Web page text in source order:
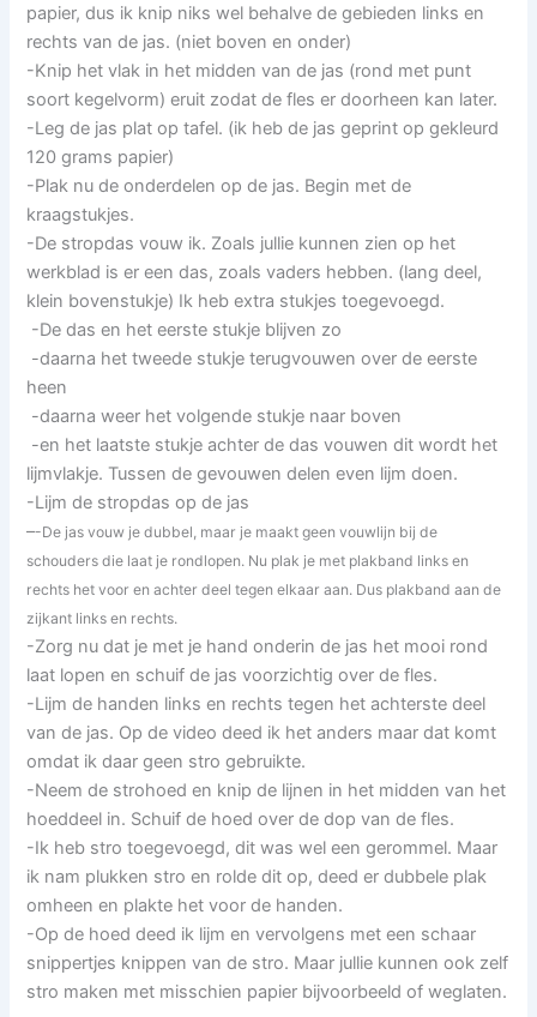
papier, dus ik knip niks wel behalve de gebieden links en
rechts van de jas. (niet boven en onder)
-Knip het vlak in het midden van de jas (rond met punt
soort kegelvorm) eruit zodat de fles er doorheen kan later.
-Leg de jas plat op tafel. (ik heb de jas geprint op gekleurd
120 grams papier)
-Plak nu de onderdelen op de jas. Begin met de
kraagstukjes.
-De stropdas vouw ik. Zoals jullie kunnen zien op het
werkblad is er een das, zoals vaders hebben. (lang deel,
klein bovenstukje) Ik heb extra stukjes toegevoegd.
-De das en het eerste stukje blijven zo
-daarna het tweede stukje terugvouwen over de eerste
heen
-daarna weer het volgende stukje naar boven
-en het laatste stukje achter de das vouwen dit wordt het
lijmvlakje. Tussen de gevouwen delen even lijm doen.
-Lijm de stropdas op de jas
–-De jas vouw je dubbel, maar je maakt geen vouwlijn bij de
schouders die laat je rondlopen. Nu plak je met plakband links en
rechts het voor en achter deel tegen elkaar aan. Dus plakband aan de
zijkant links en rechts.
-Zorg nu dat je met je hand onderin de jas het mooi rond
laat lopen en schuif de jas voorzichtig over de fles.
-Lijm de handen links en rechts tegen het achterste deel
van de jas. Op de video deed ik het anders maar dat komt
omdat ik daar geen stro gebruikte.
-Neem de strohoed en knip de lijnen in het midden van het
hoeddeel in. Schuif de hoed over de dop van de fles.
-Ik heb stro toegevoegd, dit was wel een gerommel. Maar
ik nam plukken stro en rolde dit op, deed er dubbele plak
omheen en plakte het voor de handen.
-Op de hoed deed ik lijm en vervolgens met een schaar
snippertjes knippen van de stro. Maar jullie kunnen ook zelf
stro maken met misschien papier bijvoorbeeld of weglaten.